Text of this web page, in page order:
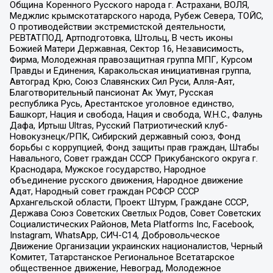
Община Коренного Русского народа г. Астрахани, ВОЛЯ,
Меджлис крымскотатарского народа, Рубеж Севера, ТОЙС,
О противодействии экстремистской деятельности,
РЕВТАТПОД, Артподготовка, Штольц, В честь иконы
Божией Матери Державная, Сектор 16, Независимость,
Фирма, Молодежная правозащитная группа МПГ, Курсом
Правды и Единения, Каракольская инициативная группа,
Автоград Крю, Союз Славянских Сил Руси, Алля-Аят,
Благотворительный пансионат Ак Умут, Русская
республика Русь, Арестантское уголовное единство,
Башкорт, Нация и свобода, Нация и свобода, W.H.С., Фалунь
Дафа, Иртыш Ultras, Русский Патриотический клуб-
Новокузнецк/РПК, Сибирский державный союз, Фонд
борьбы с коррупцией, Фонд защиты прав граждан, Штабы
Навального, Совет граждан СССР Прикубанского округа г.
Краснодара, Мужское государство, Народное
объединение русского движения, Народное движение
Адат, Народный совет граждан РСФСР СССР
Архангельской области, Проект Штурм, Граждане СССР,
Держава Союз Советских Светлых Родов, Совет Советских
Социалистических Районов, Meta Platforms Inc, Facebook,
Instagram, WhatsApp, СИЧ-С14, Добровольческое
Движение Организации украинских националистов, Черный
Комитет, Татарстанское Региональное Всетатарское
общественное движение, Невоград, Молодежное